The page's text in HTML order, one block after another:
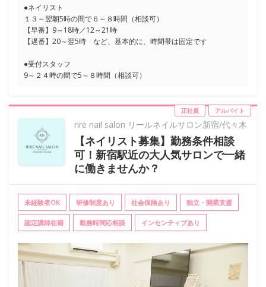
●ネイリスト
１３～翌朝5時の間で６～８時間（相談可）
【早番】9～18時／12～21時
【遅番】20～翌5時 など、基本的に、時間帯は固定です
●受付スタッフ
9～２４時の間で5～８時間（相談可）
正社員 アルバイト
rire nail salon リールネイルサロン新宿/代々木
【ネイリスト募集】勤務条件相談
可！新宿駅近の大人気サロンで一緒
に働きませんか？
未経験者OK 研修制度あり 社会保険あり 独立・開業支援
認定講師在籍 勤務時間応相談 インセンティブあり